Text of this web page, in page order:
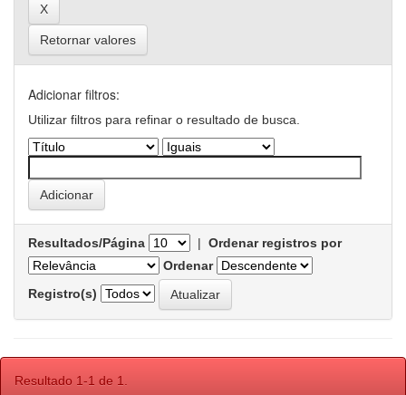
Retornar valores
Adicionar filtros:
Utilizar filtros para refinar o resultado de busca.
Resultados/Página | Ordenar registros por
Ordenar
Registro(s)
Resultado 1-1 de 1.